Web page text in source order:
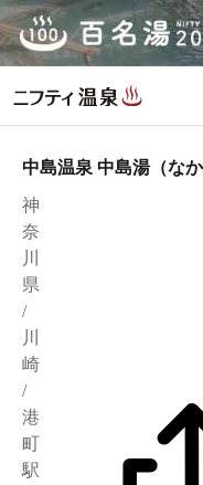
中島温泉 中島湯（な
神
奈
川
県
/
川
崎
/
港
町
駅